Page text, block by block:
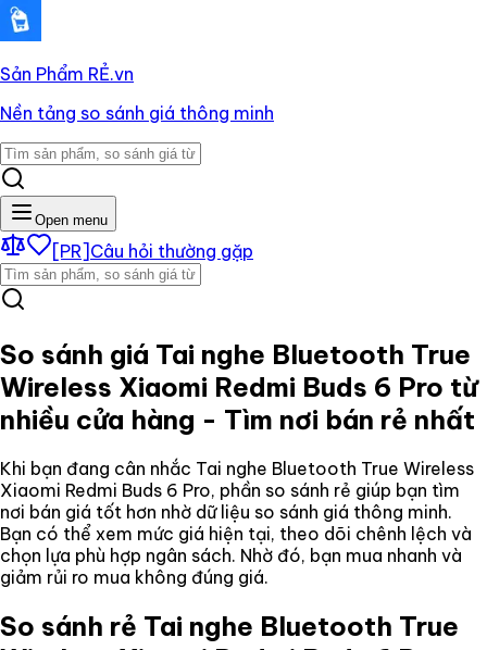
Sản Phẩm RẺ.vn
Nền tảng so sánh giá thông minh
Open menu
[PR] Câu hỏi thường gặp
So sánh giá Tai nghe Bluetooth True
Wireless Xiaomi Redmi Buds 6 Pro từ
nhiều cửa hàng - Tìm nơi bán rẻ nhất
Khi bạn đang cân nhắc Tai nghe Bluetooth True Wireless
Xiaomi Redmi Buds 6 Pro, phần so sánh rẻ giúp bạn tìm
nơi bán giá tốt hơn nhờ dữ liệu so sánh giá thông minh.
Bạn có thể xem mức giá hiện tại, theo dõi chênh lệch và
chọn lựa phù hợp ngân sách. Nhờ đó, bạn mua nhanh và
giảm rủi ro mua không đúng giá.
So sánh rẻ Tai nghe Bluetooth True